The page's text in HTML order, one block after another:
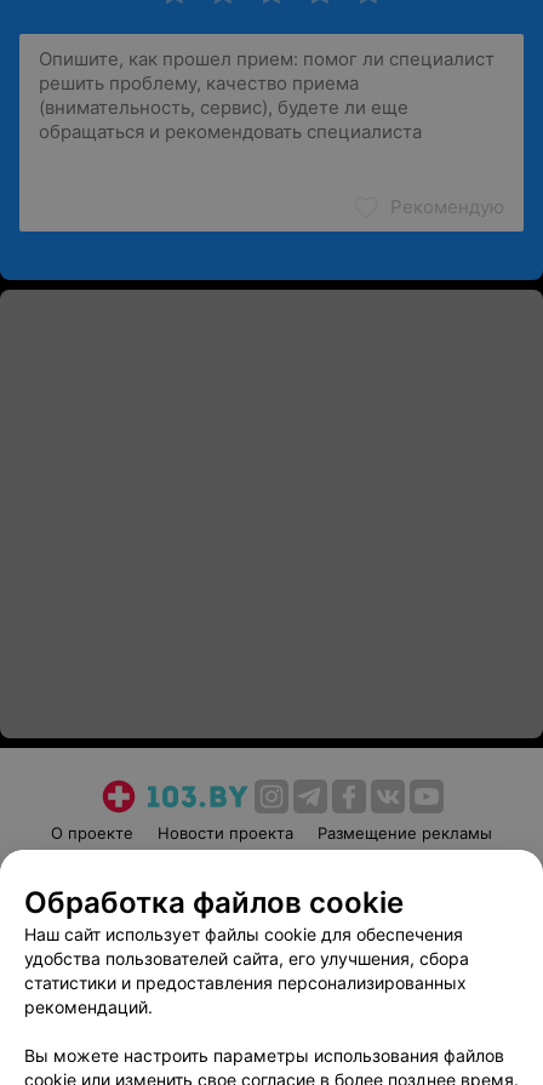
Рекомендую
О проекте Новости проекта
Размещение рекламы
Пользовательское соглашение
Способы оплаты
Вакансии
Партнеры
Написать руководителю 103.by
Обработка персональных данных
Обработка файлов cookie
Наш сайт использует файлы cookie для обеспечения
удобства пользователей сайта, его улучшения, сбора
статистики и предоставления персонализированных
рекомендаций.
Вы можете настроить параметры использования файлов
cookie или изменить свое согласие в более позднее время.